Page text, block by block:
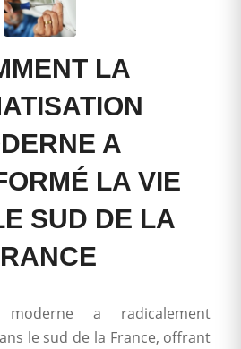
LA
A
LA VIE
SUD DE LA
moderne a radicalement
le sud de la France, offrant